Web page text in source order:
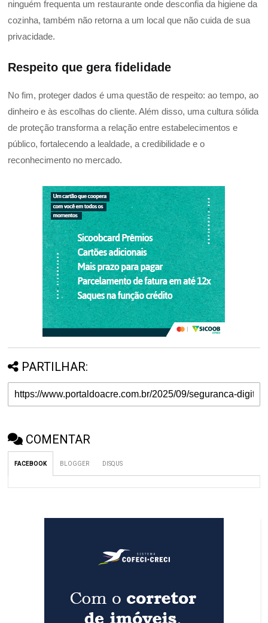
ninguém frequenta um restaurante onde desconfia da higiene da
cozinha, também não retorna a um local que não cuida de sua
privacidade.
Respeito que gera fidelidade
No fim, proteger dados é uma questão de respeito: ao tempo, ao
dinheiro e às escolhas do cliente. Além disso, uma cultura sólida
de proteção transforma a relação entre estabelecimentos e
público, fortalecendo a lealdade, a credibilidade e o
reconhecimento no mercado.
PARTILHAR:
COMENTAR
FACEBOOK BLOGGER DISQUS